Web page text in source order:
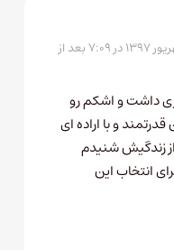
۱۳ شهریور ۱۳۹۷ در ۷:۰۹ بعد از
داشت و اشکم رو
و با اراده ای
زندگیش شنیدم
انتخاب این